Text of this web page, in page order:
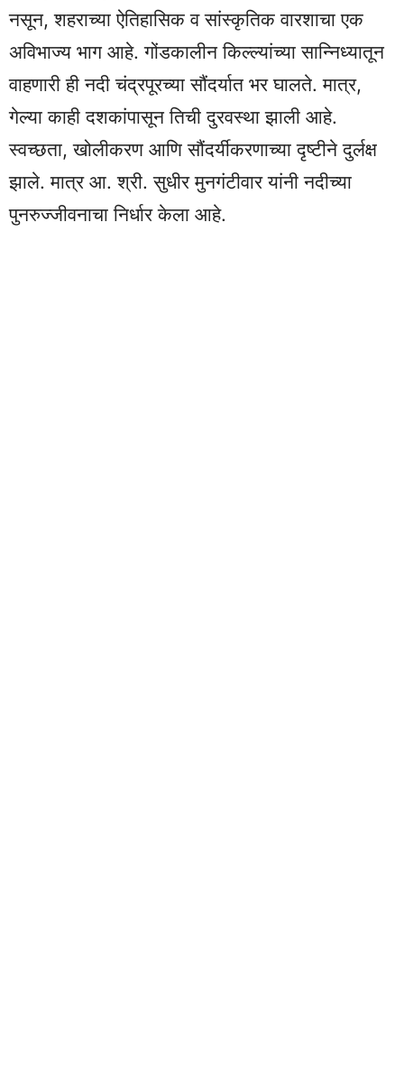
नसून, शहराच्या ऐतिहासिक व सांस्कृतिक वारशाचा एक
अविभाज्य भाग आहे. गोंडकालीन किल्ल्यांच्या सान्निध्यातून
वाहणारी ही नदी चंद्रपूरच्या सौंदर्यात भर घालते. मात्र,
गेल्या काही दशकांपासून तिची दुरवस्था झाली आहे.
स्वच्छता, खोलीकरण आणि सौंदर्यीकरणाच्या दृष्टीने दुर्लक्ष
झाले. मात्र आ. श्री. सुधीर मुनगंटीवार यांनी नदीच्या
पुनरुज्जीवनाचा निर्धार केला आहे.